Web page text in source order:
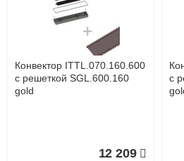
Банковской картой на
времени
Банковской картой при
доставке, так и самовывозом
Интернет-деньгами
Qiwi-кошельки и другие).
Безналичный расчёт
Конвектор ITTL.070.160.600
с решеткой SGL.600.160
gold
12 209
с